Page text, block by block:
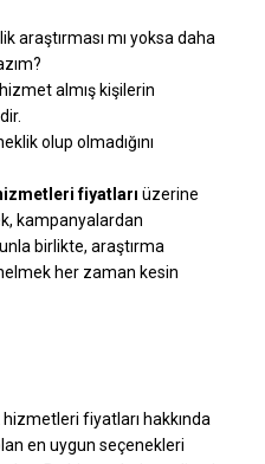
araştırması mı yoksa daha
almış kişilerin
olup olmadığını
fiyatları üzerine
kampanyalardan
birlikte, araştırma
her zaman kesin
fiyatları hakkında
en uygun seçenekleri